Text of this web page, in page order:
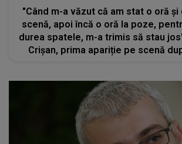
"Când m-a văzut că am stat o oră și
scenă, apoi încă o oră la poze,
durea spatele, m-a trimis să stau
Crișan, prima apariție pe scenă